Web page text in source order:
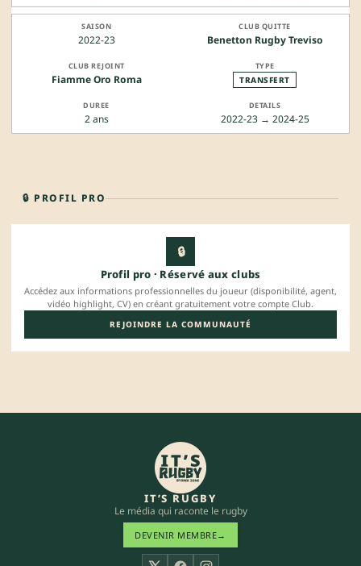
2022-23 Benetton Rugby Treviso
Fiamme Oro Roma TRANSFERT
2 ans 2022-23 → 2024-25
🔒 PROFIL PRO
🔒
Profil pro · Réservé aux clubs
Accédez aux informations professionnelles du joueur (disponibilité, agent,
vidéo highlight, CV) en créant gratuitement votre compte Club.
REJOINDRE LA COMMUNAUTÉ
IT’S RUGBY
Le média qui raconte le rugby
DEVENIR MEMBRE→